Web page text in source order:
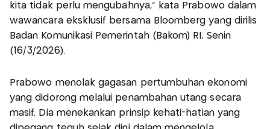
kita tidak perlu mengubahnya,” kata Prabowo dalam
wawancara eksklusif bersama Bloomberg yang dirilis
Badan Komunikasi Pemerintah (Bakom) RI, Senin
(16/3/2026).
Prabowo menolak gagasan pertumbuhan ekonomi
yang didorong melalui penambahan utang secara
masif. Dia menekankan prinsip kehati-hatian yang